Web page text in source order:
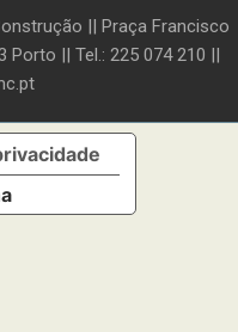
|| Praça Francisco
Porto || Tel.: 225 074 210 ||